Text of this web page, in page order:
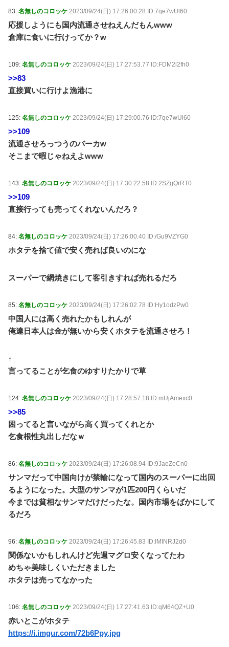
83: 名無しのコロッケ 2023/09/24(日) 17:26:00.28 ID:7qe7wUl60
応援しようにも国内流通させねえんだもんwww
倉庫に食いに行けってか？w
109: 名無しのコロッケ 2023/09/24(日) 17:27:53.77 ID:FDM2l2fh0
>>83
直接買いに行けよ漁港に
125: 名無しのコロッケ 2023/09/24(日) 17:29:00.76 ID:7qe7wUl60
>>109
流通させろっつうのバーカw
そこまで暇じゃねえよwww
143: 名無しのコロッケ 2023/09/24(日) 17:30:22.58 ID:2SZgQrRT0
>>109
直接行っても売ってくれないんだろ？
84: 名無しのコロッケ 2023/09/24(日) 17:26:00.40 ID:/Gu9VZYG0
ホタテを捨て値で安く売れば良いのにな
スーパーで網焼きにして客引きすれば売れるだろ
85: 名無しのコロッケ 2023/09/24(日) 17:26:02.78 ID:Hy1odzPw0
中国人には高く売れたかもしれんが
俺達日本人は金が無いから安くホタテを流通させろ！
↑
言ってることが乞食のゆすりたかりで草
124: 名無しのコロッケ 2023/09/24(日) 17:28:57.18 ID:mUjAmexc0
>>85
困ってると言いながら高く買ってくれとか
乞食根性丸出しだなｗ
86: 名無しのコロッケ 2023/09/24(日) 17:26:08.94 ID:9JaeZeCn0
サンマだって中国向けが禁輸になって国内のスーパーに出回
るようになった。大型のサンマが1匹200円くらいだ
今までは貧相なサンマだけだったな。国内市場をばかにして
るだろ
96: 名無しのコロッケ 2023/09/24(日) 17:26:45.83 ID:IMINRJ2d0
関係ないかもしれんけど先週マグロ安くなってたわ
めちゃ美味しくいただきました
ホタテは売ってなかった
106: 名無しのコロッケ 2023/09/24(日) 17:27:41.63 ID:qM64QZ+U0
赤いとこがホタテ
https://i.imgur.com/72b6Ppy.jpg